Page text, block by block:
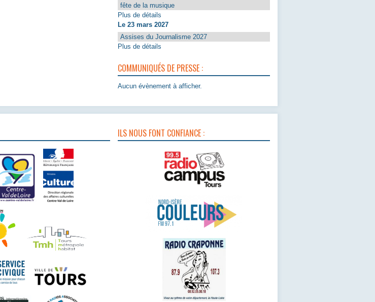
fête de la musique
Plus de détails
Le 23 mars 2027
Assises du Journalisme 2027
Plus de détails
COMMUNIQUÉS DE PRESSE :
Aucun évènement à afficher.
ILS NOUS FONT CONFIANCE :